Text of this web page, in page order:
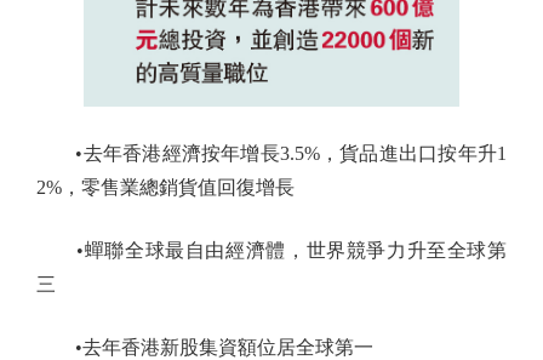
•去年香港經濟按年增長3.5%，貨品進出口按年升1
2%，零售業總銷貨值回復增長
•蟬聯全球最自由經濟體，世界競爭力升至全球第
三
•去年香港新股集資額位居全球第一